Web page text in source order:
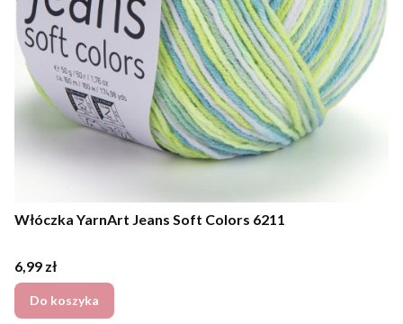
Włóczka YarnArt Jeans Soft Colors 6211
Cena
6,99 zł
Do koszyka